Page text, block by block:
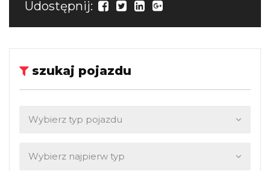
Udostępnij:
szukaj pojazdu